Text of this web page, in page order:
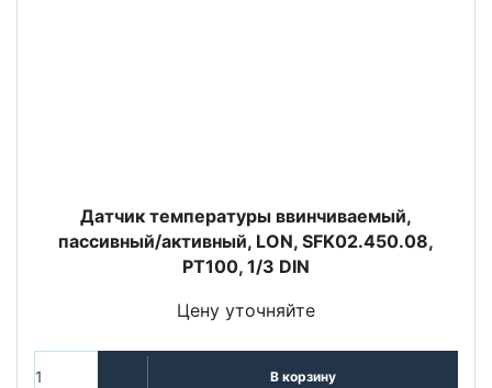
Датчик температуры ввинчиваемый,
пассивный/активный, LON, SFK02.450.08,
PT100, 1/3 DIN
Цену уточняйте
В корзину